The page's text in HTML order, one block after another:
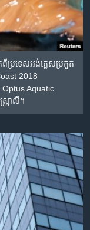
ប្រទេស​អង់គ្លេស​ប្រកួត​
2018
Aquatic
ត្រាលី។